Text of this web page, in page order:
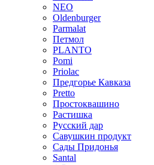
NEO
Oldenburger
Parmalat
Петмол
PLANTO
Pomi
Priolac
Предгорье Кавказа
Pretto
Простоквашино
Растишка
Русский дар
Савушкин продукт
Сады Придонья
Santal